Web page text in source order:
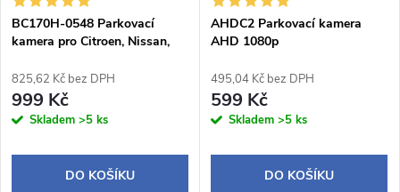
BC170H-0548 Parkovací
kamera pro Citroen, Nissan,
825,62 Kč bez DPH
999 Kč
Skladem >5 ks
DO KOŠÍKU
AHDC2 Parkovací kamera
AHD 1080p
495,04 Kč bez DPH
599 Kč
Skladem >5 ks
DO KOŠÍKU